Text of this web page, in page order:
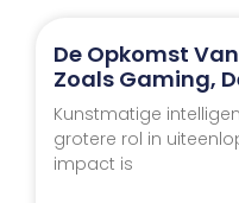
De Opkomst
Zoals Gaming,
Kunstmatige
grotere rol in
impact is